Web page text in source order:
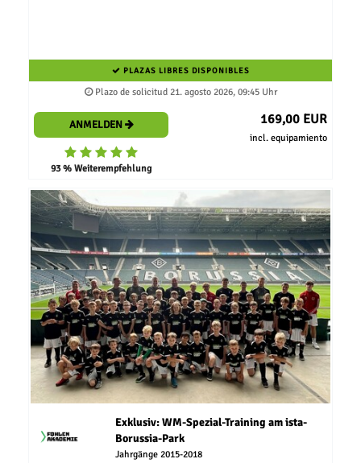
PLAZAS LIBRES DISPONIBLES
Plazo de solicitud 21. agosto 2026, 09:45 Uhr
ANMELDEN
93 % Weiterempfehlung
169,00 EUR
incl. equipamiento
Exklusiv: WM-Spezial-Training am ista-
Borussia-Park
Jahrgänge 2015-2018